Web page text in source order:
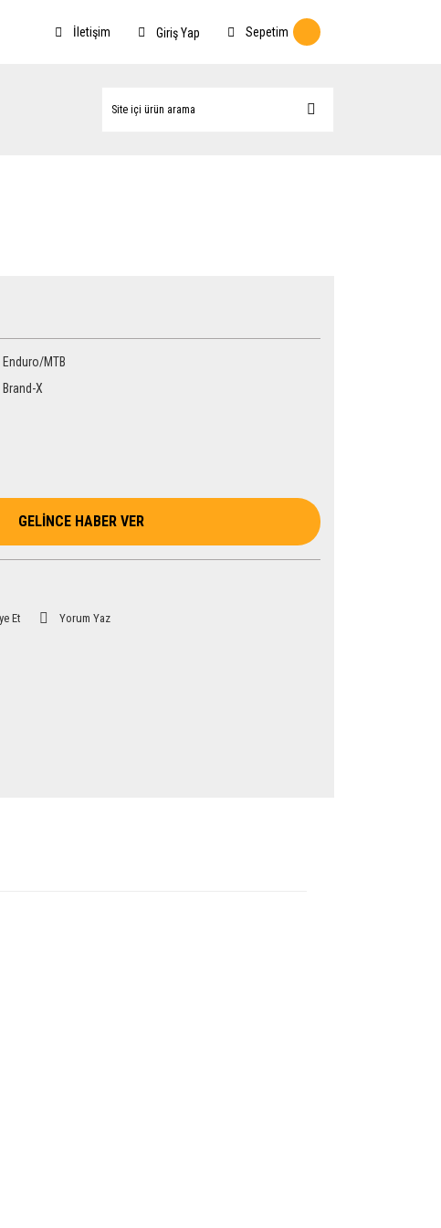
İletişim Giriş Yap Sepetim
Enduro/MTB
Brand-X
GELİNCE HABER VER
Et Yorum Yaz